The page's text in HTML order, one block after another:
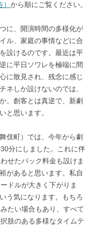
） から順にご覧ください。
に、開演時間の多様化が
ル、家庭の事情などに合
設けるのです。最近は平
に平日ソワレを極端に間
に散見され、残念に感じ
ネしか設けないのでは、
。創客とは真逆で、新劇
と思います。
伎町）では、今年から劇
分にしました。これに伴
せたパック料金も設けま
があると思います。私自
ドルが大きく下がりま
う気になります。もちろ
たい場合もあり、すべて
肢のある多様なタイムテ